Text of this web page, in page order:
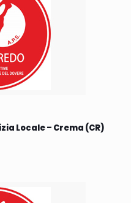
Locale – Crema (CR)